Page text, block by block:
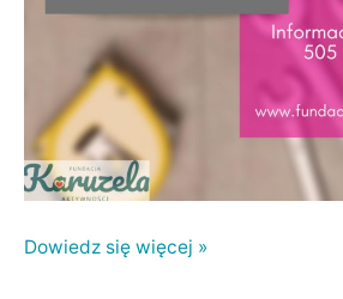
Dowiedz się więcej »